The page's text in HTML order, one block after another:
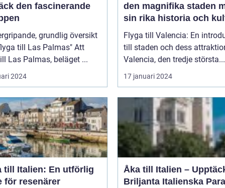
den fascinerande
grundlig översikt
till Las Palmas" Att
Las Palmas, beläget ...
2024
den magnifika staden
sin rika historia och
Flyga till Valencia: En
till staden och dess
Valencia, den tredje största...
17 januari 2024
till Italien: En utförlig
för resenärer
Åka till Italien –
Briljanta Italienska